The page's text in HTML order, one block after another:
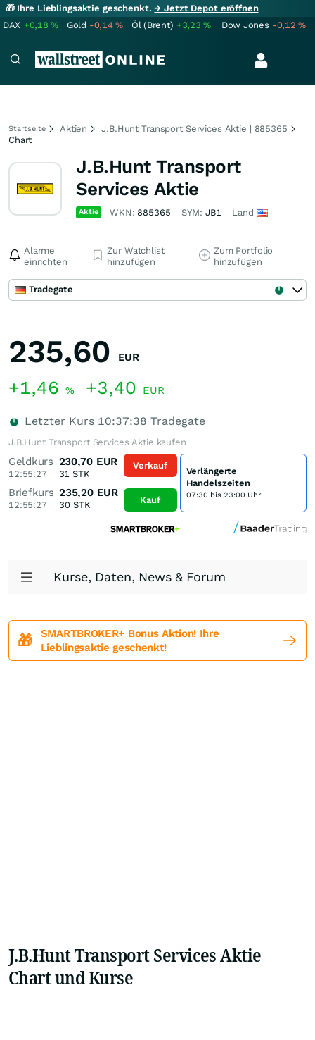
🎁 Ihre Lieblingsaktie geschenkt.→ Jetzt Depot eröffnen
DAX +0,18% Gold -0,14% Öl (Brent) +3,23% Dow Jones -0,12%
Startseite Aktien
J.B.Hunt Transport Services Aktie | 885365
Chart
J.B.Hunt Transport
Services Aktie
Aktie WKN: 885365 SYM: JB1 Land
Alarme
einrichten
Zur Watchlist
hinzufügen
Zum Portfolio
hinzufügen
Tradegate
235,60 EUR
+1,46 % +3,40 EUR
Letzter Kurs 10:37:38 Tradegate
J.B.Hunt Transport Services Aktie kaufen
Geldkurs
12:55:27
230,70 EUR
31 STK
Briefkurs
12:55:27
235,20 EUR
30 STK
Verkauf
Kauf
Verlängerte
Handelszeiten
07:30 bis 23:00 Uhr
Kurse, Daten, News & Forum
🎁
SMARTBROKER+ Bonus Aktion! Ihre
Lieblingsaktie geschenkt!
J.B.Hunt Transport Services Aktie
Chart und Kurse